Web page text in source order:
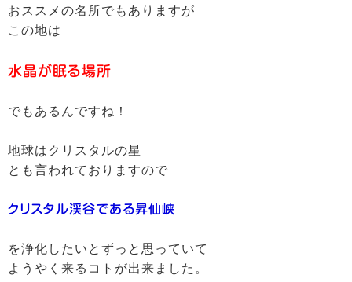
おススメの名所でもありますが
この地は
水晶が眠る場所
でもあるんですね！
地球はクリスタルの星
とも言われておりますので
クリスタル渓谷である昇仙峡
を浄化したいとずっと思っていて
ようやく来るコトが出来ました。